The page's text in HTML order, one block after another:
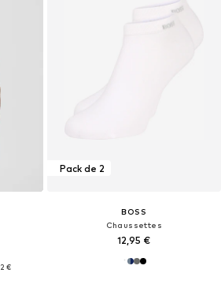
€
Pack de 2
BOSS
Chaussettes
12,95 €